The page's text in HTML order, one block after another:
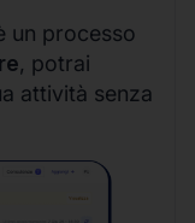
un processo
, potrai
attività senza